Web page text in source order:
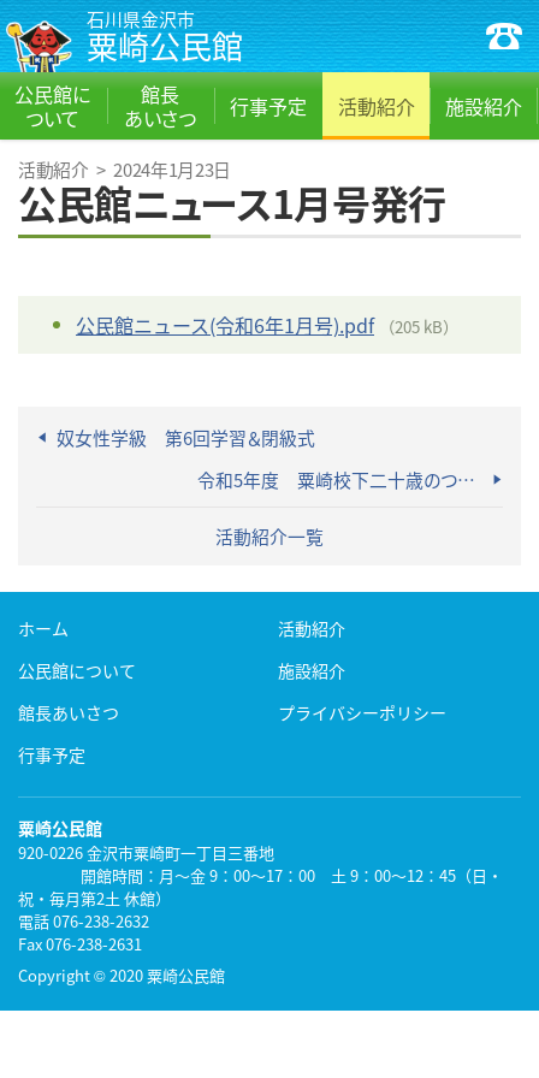
石川県金沢市
粟崎公民館
公民館に
ついて
館長
あいさつ
行事予定 活動紹介 施設紹介
活動紹介 > 2024年1月23日
公民館ニュース1月号発行
公民館ニュース(令和6年1月号).pdf （205 kB）
奴女性学級 第6回学習＆閉級式
令和5年度 粟崎校下二十歳のつどい
活動紹介一覧
ホーム
公民館について
館長あいさつ
行事予定
活動紹介
施設紹介
プライバシーポリシー
粟崎公民館
920-0226金沢市粟崎町一丁目三番地
開館時間：月～金 9：00～17：00 土 9：00～12：45（日・
祝・毎月第2土 休館）
電話 076-238-2632
Fax 076-238-2631
Copyright©2020 粟崎公民館